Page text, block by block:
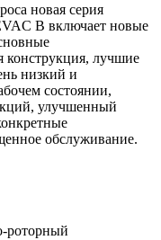
новая серия
B включает новые
конструкция, лучшие
низкий и
состоянии,
улучшенный
обслуживание.
роторный